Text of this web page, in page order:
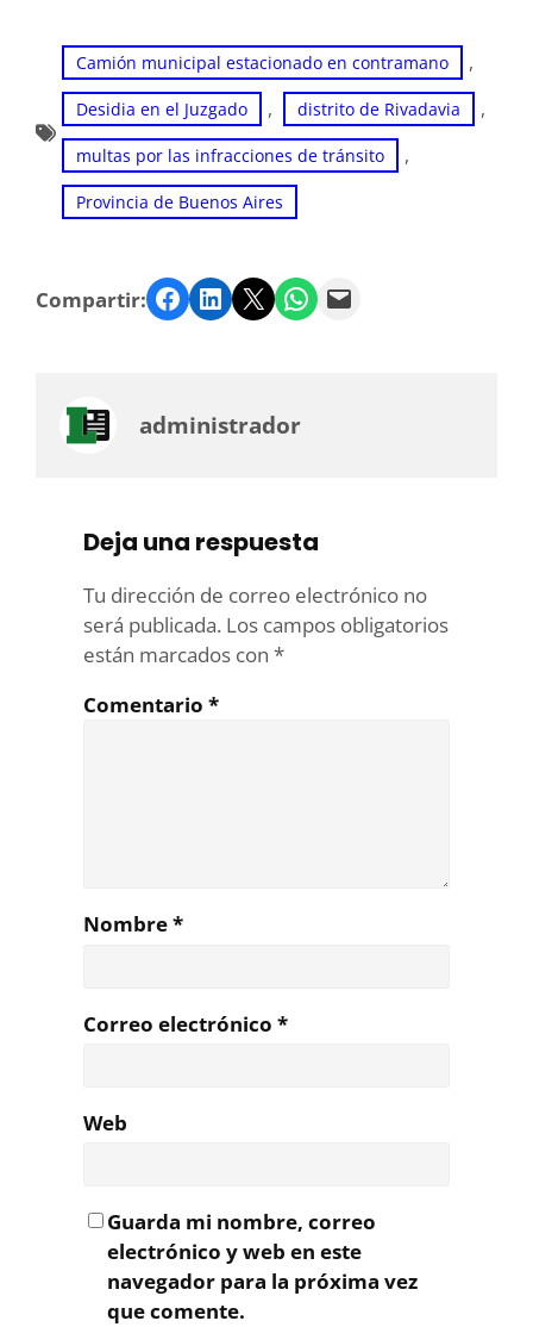
Camión municipal estacionado en contramano ,
Desidia en el Juzgado , distrito de Rivadavia ,
multas por las infracciones de tránsito ,
Provincia de Buenos Aires
Compartir: Facebook LinkedIn Twitter WhatsApp Email
administrador
Deja una respuesta
Tu dirección de correo electrónico no
será publicada. Los campos obligatorios
están marcados con *
Comentario *
Nombre*
Correo electrónico *
Web
Guarda mi nombre, correo
electrónico y web en este
navegador para la próxima vez
que comente.